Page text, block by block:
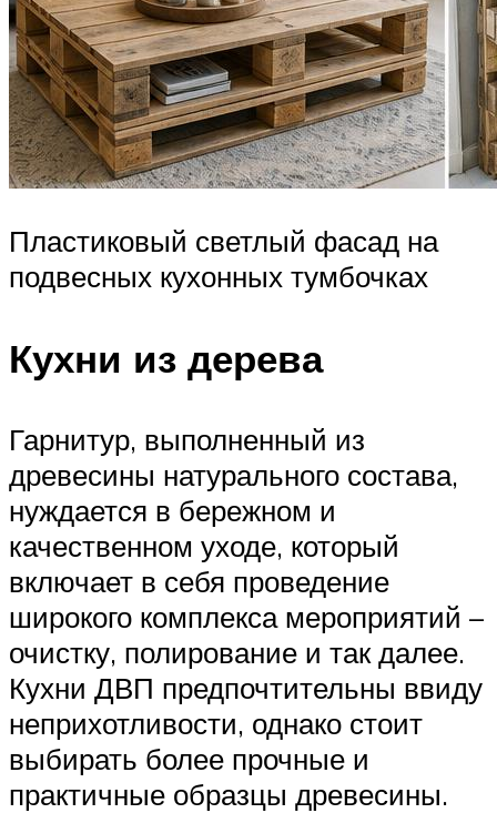
Пластиковый светлый фасад на
подвесных кухонных тумбочках
Кухни из дерева
Гарнитур, выполненный из
древесины натурального состава,
нуждается в бережном и
качественном уходе, который
включает в себя проведение
широкого комплекса мероприятий –
очистку, полирование и так далее.
Кухни ДВП предпочтительны ввиду
неприхотливости, однако стоит
выбирать более прочные и
практичные образцы древесины.